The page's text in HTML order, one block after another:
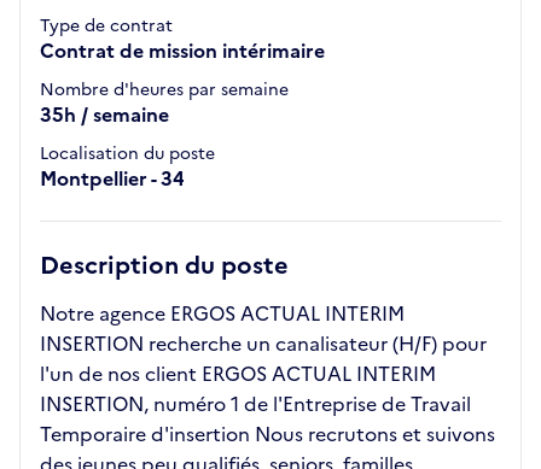
Type de contrat
Contrat de mission intérimaire
Nombre d'heures par semaine
35h / semaine
Localisation du poste
Montpellier - 34
Description du poste
Notre agence ERGOS ACTUAL INTERIM
INSERTION recherche un canalisateur (H/F) pour
l'un de nos client ERGOS ACTUAL INTERIM
INSERTION, numéro 1 de l'Entreprise de Travail
Temporaire d'insertion Nous recrutons et suivons